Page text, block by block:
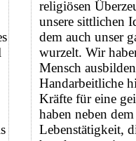
religiösen
unsere sittlichen
dem auch unser
wurzelt. Wir
Mensch
Handarbeitliche
Kräfte für eine
haben neben
Lebenstätigkeit,